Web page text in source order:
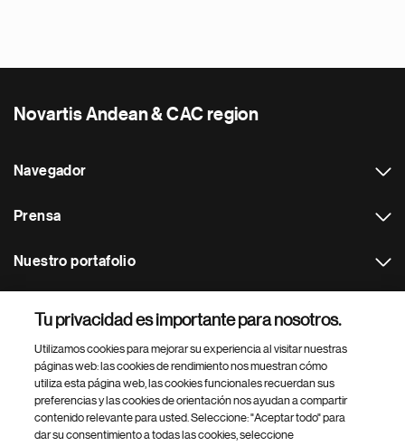
Novartis Andean & CAC region
Navegador
Prensa
Nuestro portafolio
Footer Site Search
Tu privacidad es importante para nosotros.
Utilizamos cookies para mejorar su experiencia al visitar nuestras
páginas web: las cookies de rendimiento nos muestran cómo
utiliza esta página web, las cookies funcionales recuerdan sus
preferencias y las cookies de orientación nos ayudan a compartir
contenido relevante para usted. Seleccione: "Aceptar todo" para
dar su consentimiento a todas las cookies, seleccione